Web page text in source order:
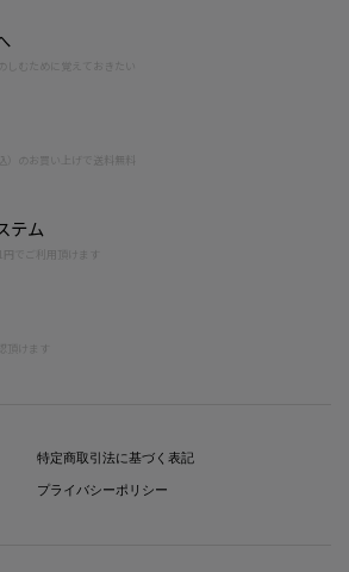
しむために覚えておきたい
）のお買い上げで送料無料
テム
でご利用頂けます
頂けます
特定商取引法に基づく表記
プライバシーポリシー